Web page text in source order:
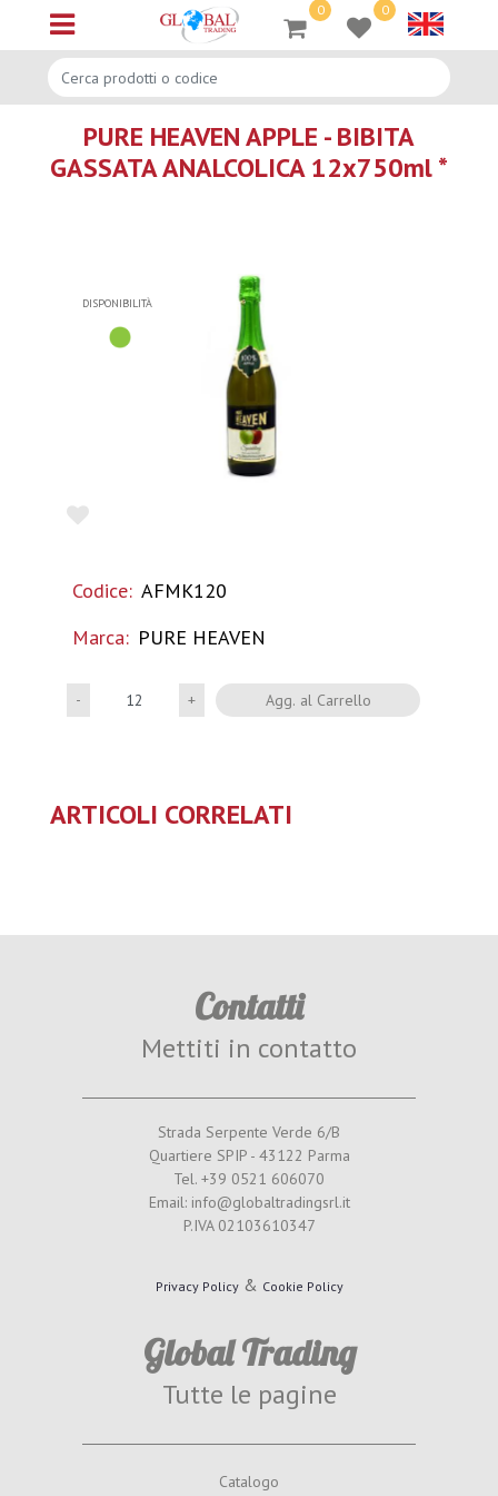
Open menu
0 0
PURE HEAVEN APPLE - BIBITA
GASSATA ANALCOLICA 12x750ml *
DISPONIBILITÀ
Codice: AFMK120
Marca: PURE HEAVEN
QuantitàAgg. al Carrello
ARTICOLI CORRELATI
Contatti
Mettiti in contatto
Strada Serpente Verde 6/B
Quartiere SPIP - 43122 Parma
Tel. +39 0521 606070
Email: info@globaltradingsrl.it
P.IVA 02103610347
Privacy Policy& Cookie Policy
Global Trading
Tutte le pagine
Catalogo